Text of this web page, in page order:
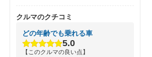
クルマのクチコミ
どの年齢でも乗れる車
5.0
【このクルマの良い点】